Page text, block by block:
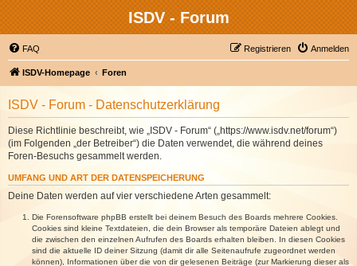
ISDV - Forum
FAQ Anmelden
Registrieren
ISDV-Homepage Foren
ISDV - Forum - Datenschutzerklärung
Diese Richtlinie beschreibt, wie „ISDV - Forum“ („https://www.isdv.net/forum“)
(im Folgenden „der Betreiber“) die Daten verwendet, die während deines
Foren-Besuchs gesammelt werden.
UMFANG UND ART DER DATENSPEICHERUNG
Deine Daten werden auf vier verschiedene Arten gesammelt:
Die Forensoftware phpBB erstellt bei deinem Besuch des Boards mehrere Cookies.
Cookies sind kleine Textdateien, die dein Browser als temporäre Dateien ablegt und
die zwischen den einzelnen Aufrufen des Boards erhalten bleiben. In diesen Cookies
sind die aktuelle ID deiner Sitzung (damit dir alle Seitenaufrufe zugeordnet werden
können), Informationen über die von dir gelesenen Beiträge (zur Markierung dieser als